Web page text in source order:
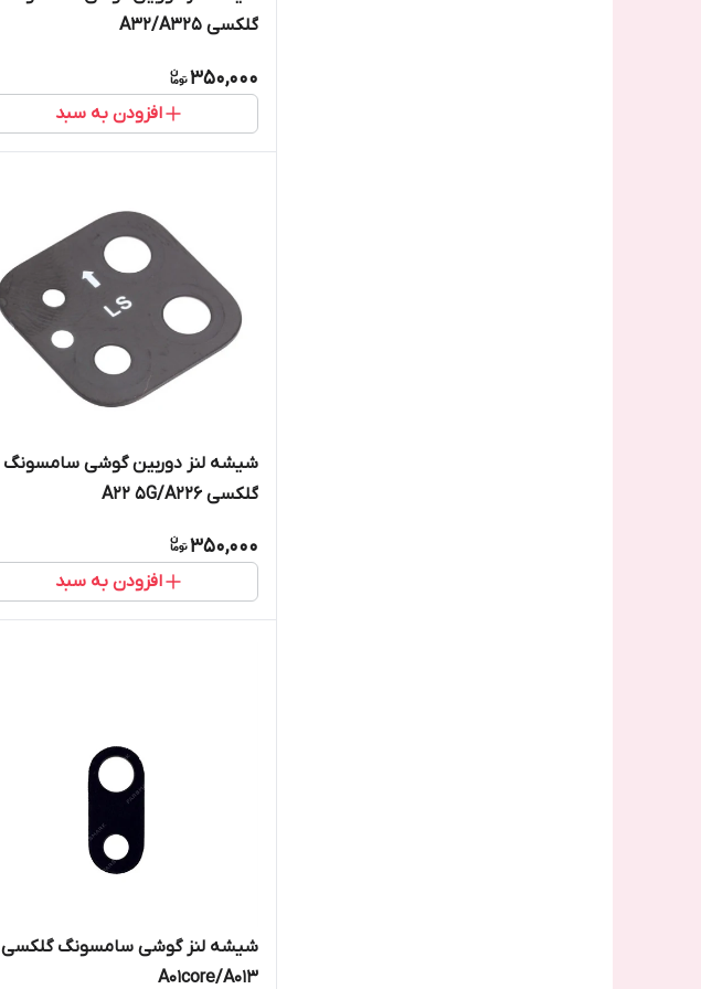
گلکسی A32/A325
350,000
افزودن به سبد
شیشه لنز دوربین گوشی سامسونگ
گلکسی A22 5G/A226
350,000
افزودن به سبد
شیشه لنز گوشی سامسونگ گلکسی
A01core/A013